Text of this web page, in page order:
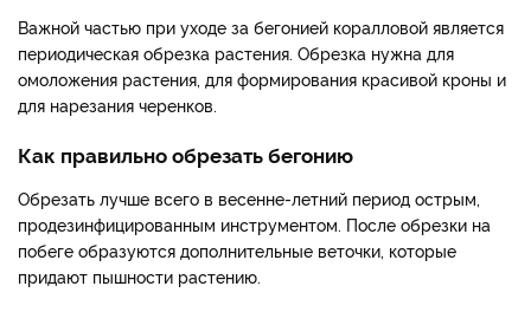
Важной частью при уходе за бегонией коралловой является
периодическая обрезка растения. Обрезка нужна для
омоложения растения, для формирования красивой кроны и
для нарезания черенков.
Как правильно обрезать бегонию
Обрезать лучше всего в весенне-летний период острым,
продезинфицированным инструментом. После обрезки на
побеге образуются дополнительные веточки, которые
придают пышности растению.